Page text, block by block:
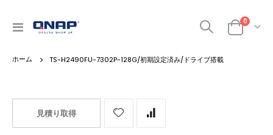
ナ
呼
カート
0
TS-H2490FU-7302P-128G/初期設定済み/ドライブ搭載
見積り取得